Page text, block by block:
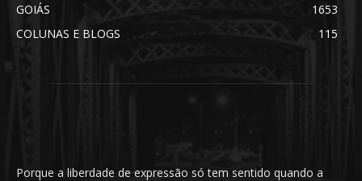
GOIÁS
1653
COLUNAS E BLOGS
115
Porque a liberdade de expressão só tem sentido quando a